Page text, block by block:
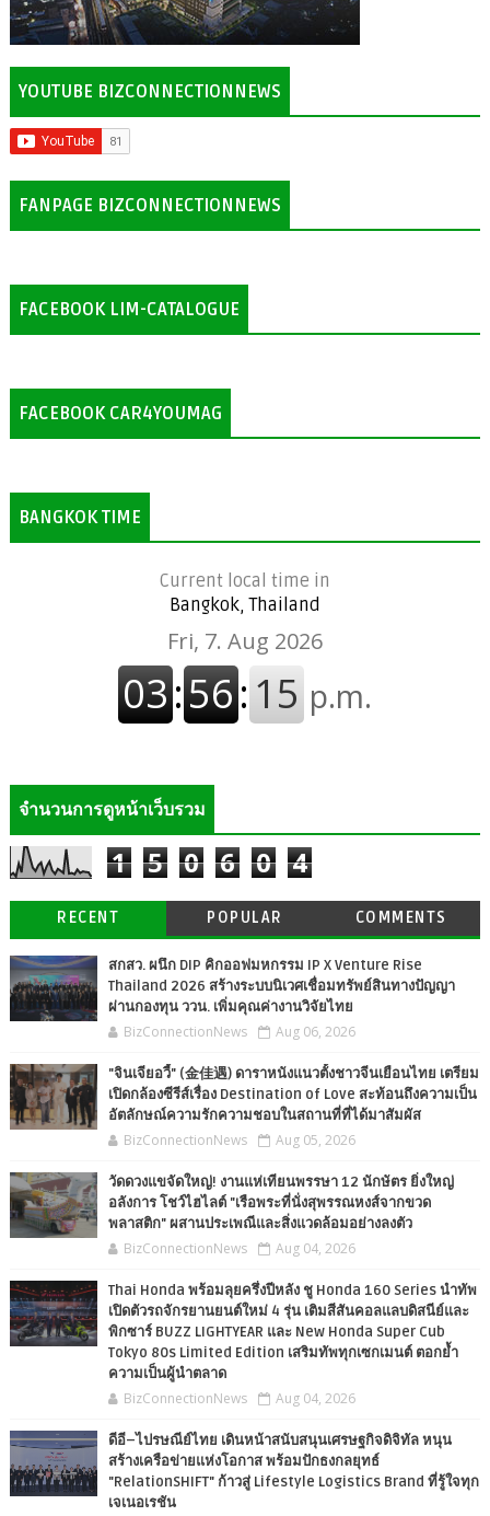
YOUTUBE BIZCONNECTIONNEWS
FANPAGE BIZCONNECTIONNEWS
FACEBOOK LIM-CATALOGUE
FACEBOOK CAR4YOUMAG
BANGKOK TIME
Current local time in
Bangkok, Thailand
จำนวนการดูหน้าเว็บรวม
1 5 0 6 0 4
RECENT POPULAR COMMENTS
สกสว. ผนึก DIP คิกออฟมหกรรม IP X Venture Rise
Thailand 2026 สร้างระบบนิเวศเชื่อมทรัพย์สินทางปัญญา
ผ่านกองทุน ววน. เพิ่มคุณค่างานวิจัยไทย
BizConnectionNews Aug 06, 2026
"จินเจียอวี้" (金佳遇) ดาราหนังแนวตั้งชาวจีนเยือนไทย เตรียม
เปิดกล้องซีรีส์เรื่อง Destination of Love สะท้อนถึงความเป็น
อัตลักษณ์ความรักความชอบในสถานที่ที่ได้มาสัมผัส
BizConnectionNews Aug 05, 2026
วัดดวงแขจัดใหญ่! งานแห่เทียนพรรษา 12 นักษัตร ยิ่งใหญ่
อลังการ โชว์ไฮไลต์ "เรือพระที่นั่งสุพรรณหงส์จากขวด
พลาสติก" ผสานประเพณีและสิ่งแวดล้อมอย่างลงตัว
BizConnectionNews Aug 04, 2026
Thai Honda พร้อมลุยครึ่งปีหลัง ชู Honda 160 Series นำทัพ
เปิดตัวรถจักรยานยนต์ใหม่ 4 รุ่น เติมสีสันคอลแลบดิสนีย์และ
พิกซาร์ BUZZ LIGHTYEAR และ New Honda Super Cub
Tokyo 80s Limited Edition เสริมทัพทุกเซกเมนต์ ตอกย้ำ
ความเป็นผู้นำตลาด
BizConnectionNews Aug 04, 2026
ดีอี–ไปรษณีย์ไทย เดินหน้าสนับสนุนเศรษฐกิจดิจิทัล หนุน
สร้างเครือข่ายแห่งโอกาส พร้อมปักธงกลยุทธ์
"RelationSHIFT" ก้าวสู่ Lifestyle Logistics Brand ที่รู้ใจทุก
เจเนอเรชัน